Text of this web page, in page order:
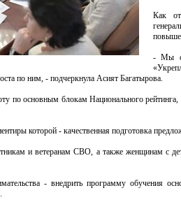
Как
- Мы
по ним, - подчеркнула Асият Багатырова.
по основным блокам Национального
которой - качественная подготовка
и ветеранам СВО, а также женщинам с
- внедрить программу обучения